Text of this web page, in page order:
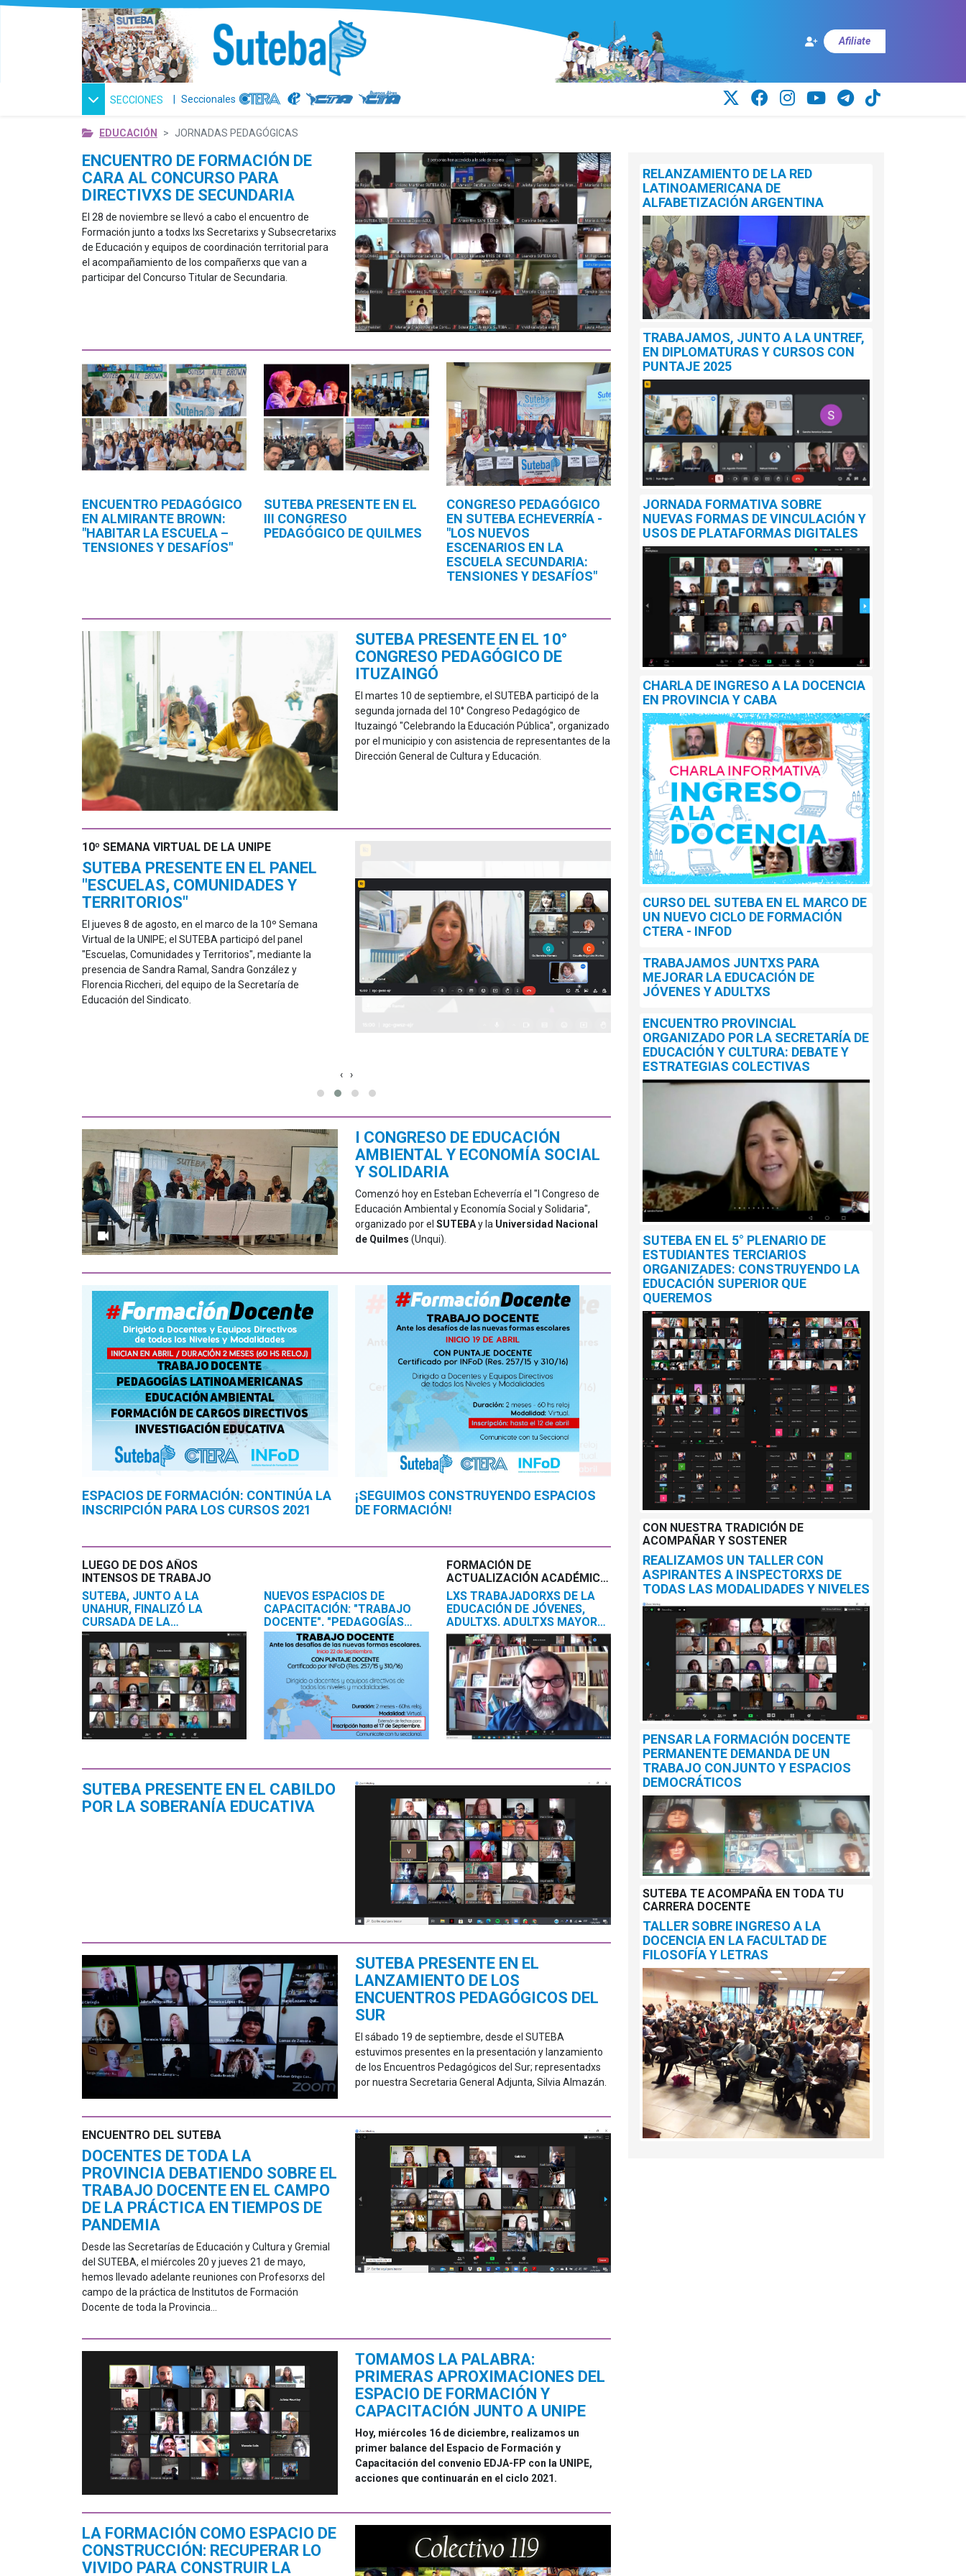
Afiliate
SECCIONES | Seccionales
EDUCACIÓN JORNADAS PEDAGÓGICAS
ENCUENTRO DE FORMACIÓN DE
CARA AL CONCURSO PARA
DIRECTIVXS DE SECUNDARIA
El 28 de noviembre se llevó a cabo el encuentro de
Formación junto a todxs lxs Secretarixs y Subsecretarixs
de Educación y equipos de coordinación territorial para
el acompañamiento de los compañerxs que van a
participar del Concurso Titular de Secundaria.
ENCUENTRO PEDAGÓGICO
EN ALMIRANTE BROWN:
"HABITAR LA ESCUELA –
TENSIONES Y DESAFÍOS"
SUTEBA PRESENTE EN EL
III CONGRESO
PEDAGÓGICO DE QUILMES
CONGRESO PEDAGÓGICO
EN SUTEBA ECHEVERRÍA -
"LOS NUEVOS
ESCENARIOS EN LA
ESCUELA SECUNDARIA:
TENSIONES Y DESAFÍOS"
SUTEBA PRESENTE EN EL 10°
CONGRESO PEDAGÓGICO DE
ITUZAINGÓ
El martes 10 de septiembre, el SUTEBA participó de la
segunda jornada del 10° Congreso Pedagógico de
Ituzaingó "Celebrando la Educación Pública", organizado
por el municipio y con asistencia de representantes de la
Dirección General de Cultura y Educación.
10º SEMANA VIRTUAL DE LA UNIPE
SUTEBA PRESENTE EN EL PANEL
"ESCUELAS, COMUNIDADES Y
TERRITORIOS"
El jueves 8 de agosto, en el marco de la 10º Semana
Virtual de la UNIPE; el SUTEBA participó del panel
"Escuelas, Comunidades y Territorios", mediante la
presencia de Sandra Ramal, Sandra González y
Florencia Riccheri, del equipo de la Secretaría de
Educación del Sindicato.
10º SEMANA VIRTUAL DE LA UNIPE
SUTEBA, JUNTO A LA CTERA, EN
LA PRESENTACIÓN DEL TRABAJO
REALIZADO POR EL INSTITUTO DE
INVESTIGACIÓN "MARINA VILTE"
CTERA presentó el miércoles 7 de agosto la
investigación que produjo el Instituto de Investigaciones
"Marina Vilte" llamado "Las reconfiguraciones del trabajo
pospandemia".
‹ ›
I CONGRESO DE EDUCACIÓN
AMBIENTAL Y ECONOMÍA SOCIAL
Y SOLIDARIA
Comenzó hoy en Esteban Echeverría el "I Congreso de
Educación Ambiental y Economía Social y Solidaria",
organizado por el SUTEBAy la Universidad Nacional
de Quilmes (Unqui).
ESPACIOS DE FORMACIÓN: CONTINÚA LA
INSCRIPCIÓN PARA LOS CURSOS 2021
¡SEGUIMOS CONSTRUYENDO ESPACIOS
DE FORMACIÓN!
LUEGO DE DOS AÑOS
INTENSOS DE TRABAJO
SUTEBA, JUNTO A LA
UNAHUR, FINALIZÓ LA
CURSADA DE LA
LICENCIATURA EN
EDUCACIÓN PARA DOCENTES
DE TAPALQUÉ
NUEVOS ESPACIOS DE
CAPACITACIÓN: "TRABAJO
DOCENTE", "PEDAGOGÍAS
LATINOAMERICANAS" Y
"EDUCACIÓN AMBIENTAL"
FORMACIÓN DE
ACTUALIZACIÓN ACADÉMICA
SUTEBA - UNIPE
LXS TRABAJADORXS DE LA
EDUCACIÓN DE JÓVENES,
ADULTXS, ADULTXS MAYORES
Y FORMACIÓN PROFESIONAL
TOMAMOS LA PALABRA
SUTEBA PRESENTE EN EL CABILDO
POR LA SOBERANÍA EDUCATIVA
SUTEBA PRESENTE EN EL
LANZAMIENTO DE LOS
ENCUENTROS PEDAGÓGICOS DEL
SUR
El sábado 19 de septiembre, desde el SUTEBA
estuvimos presentes en la presentación y lanzamiento
de los Encuentros Pedagógicos del Sur; representadxs
por nuestra Secretaria General Adjunta, Silvia Almazán.
ENCUENTRO DEL SUTEBA
DOCENTES DE TODA LA
PROVINCIA DEBATIENDO SOBRE EL
TRABAJO DOCENTE EN EL CAMPO
DE LA PRÁCTICA EN TIEMPOS DE
PANDEMIA
Desde las Secretarías de Educación y Cultura y Gremial
del SUTEBA, el miércoles 20 y jueves 21 de mayo,
hemos llevado adelante reuniones con Profesorxs del
campo de la práctica de Institutos de Formación
Docente de toda la Provincia...
TOMAMOS LA PALABRA:
PRIMERAS APROXIMACIONES DEL
ESPACIO DE FORMACIÓN Y
CAPACITACIÓN JUNTO A UNIPE
Hoy, miércoles 16 de diciembre, realizamos un
primer balance del Espacio de Formación y
Capacitación del convenio EDJA-FP con la UNIPE,
acciones que continuarán en el ciclo 2021.
LA FORMACIÓN COMO ESPACIO DE
CONSTRUCCIÓN: RECUPERAR LO
VIVIDO PARA CONSTRUIR LA
RELANZAMIENTO DE LA RED
LATINOAMERICANA DE
ALFABETIZACIÓN ARGENTINA
TRABAJAMOS, JUNTO A LA UNTREF,
EN DIPLOMATURAS Y CURSOS CON
PUNTAJE 2025
JORNADA FORMATIVA SOBRE
NUEVAS FORMAS DE VINCULACIÓN Y
USOS DE PLATAFORMAS DIGITALES
CHARLA DE INGRESO A LA DOCENCIA
EN PROVINCIA Y CABA
CURSO DEL SUTEBA EN EL MARCO DE
UN NUEVO CICLO DE FORMACIÓN
CTERA - INFOD
TRABAJAMOS JUNTXS PARA
MEJORAR LA EDUCACIÓN DE
JÓVENES Y ADULTXS
ENCUENTRO PROVINCIAL
ORGANIZADO POR LA SECRETARÍA DE
EDUCACIÓN Y CULTURA: DEBATE Y
ESTRATEGIAS COLECTIVAS
SUTEBA EN EL 5° PLENARIO DE
ESTUDIANTES TERCIARIOS
ORGANIZADES: CONSTRUYENDO LA
EDUCACIÓN SUPERIOR QUE
QUEREMOS
CON NUESTRA TRADICIÓN DE
ACOMPAÑAR Y SOSTENER
REALIZAMOS UN TALLER CON
ASPIRANTES A INSPECTORXS DE
TODAS LAS MODALIDADES Y NIVELES
PENSAR LA FORMACIÓN DOCENTE
PERMANENTE DEMANDA DE UN
TRABAJO CONJUNTO Y ESPACIOS
DEMOCRÁTICOS
SUTEBA TE ACOMPAÑA EN TODA TU
CARRERA DOCENTE
TALLER SOBRE INGRESO A LA
DOCENCIA EN LA FACULTAD DE
FILOSOFÍA Y LETRAS